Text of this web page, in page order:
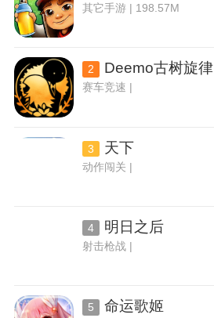
其它手游 | 198.57M
2 Deemo古树旋律
赛车竞速 |
3 天下
动作闯关 |
4 明日之后
射击枪战 |
5 命运歌姬